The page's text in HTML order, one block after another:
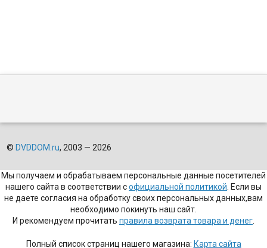
© DVDDOM.ru, 2003 — 2026
Мы получаем и обрабатываем персональные данные посетителей
нашего сайта в соответствии софициальной политикой. Если вы
не даете согласия на обработку своих персональных данных,вам
необходимо покинуть наш сайт.
И рекомендуем прочитать правила возврата товара и денег.
Полный список страниц нашего магазина: Карта сайта